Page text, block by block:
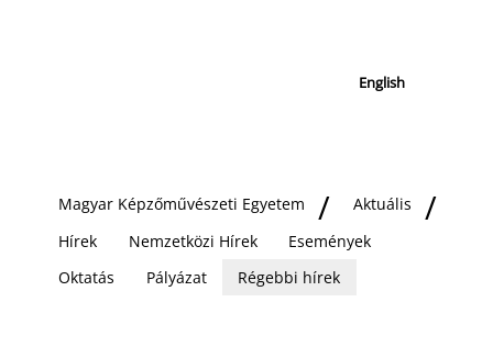
English
Magyar Képzőművészeti Egyetem
Aktuális
Hírek
Nemzetközi Hírek
Események
Oktatás
Pályázat Régebbi hírek